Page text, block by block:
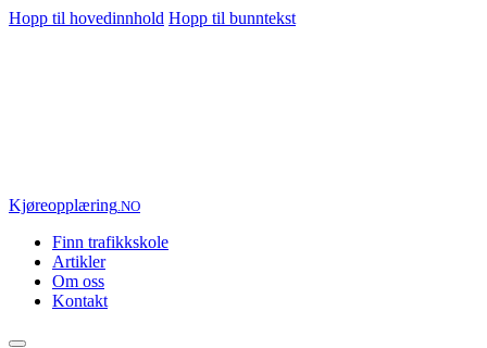
Hopp til hovedinnhold Hopp til bunntekst
Kjøreopplæring.NO
Finn trafikkskole
Artikler
Om oss
Kontakt